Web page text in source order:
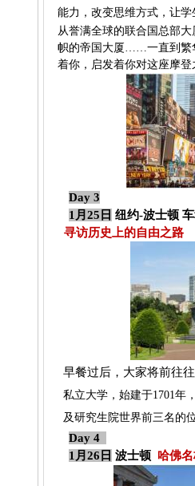
能力，改变思维方式，让
从誉满全球的联合国总部大
帜的帝国大厦 ……一直到繁
着你，启发着你对这座摩
Day 3
1月25日 纽约-波士顿
寻访历史上的自由之路
早餐过后，大家将前往
私立大学，始建于1701年
及研究生院世界前三名的
Day 4
1月26日 波士顿 哈佛